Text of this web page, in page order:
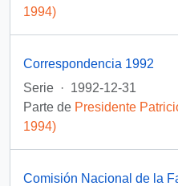
1994)
Correspondencia 1992
Serie · 1992-12-31
Parte de Presidente
1994)
Comisión Nacional de la